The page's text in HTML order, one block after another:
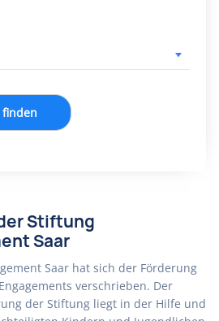
Stiftung
Saar
Saar hat sich der Förderung
verschrieben. Der
der Stiftung liegt in der Hilfe und